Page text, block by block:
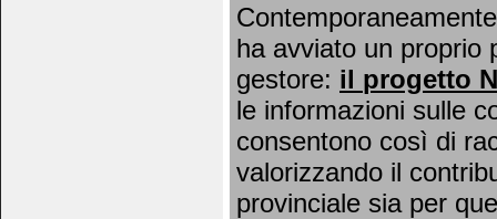
ha avviato un proprio
gestore: il progetto
le informazioni sulle
consentono così di
valorizzando il
provinciale sia per